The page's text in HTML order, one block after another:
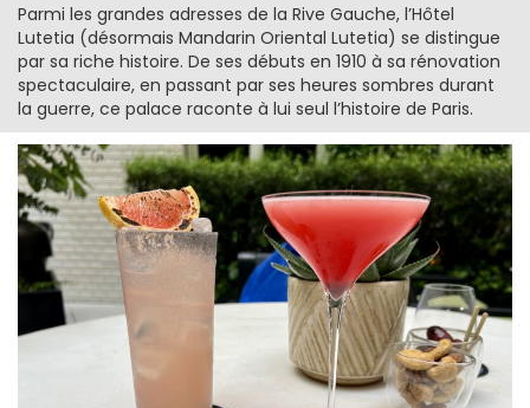
Parmi les grandes adresses de la Rive Gauche, l’Hôtel
Lutetia (désormais Mandarin Oriental Lutetia) se distingue
par sa riche histoire. De ses débuts en 1910 à sa rénovation
spectaculaire, en passant par ses heures sombres durant
la guerre, ce palace raconte à lui seul l’histoire de Paris.